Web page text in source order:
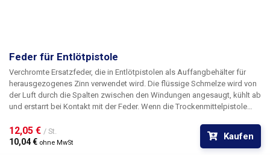
Feder für Entlötpistole
Verchromte Ersatzfeder, die in Entlötpistolen als Auffangbehälter für
herausgezogenes Zinn verwendet wird. Die flüssige Schmelze wird von
der Luft durch die Spalten zwischen den Windungen angesaugt, kühlt ab
und erstarrt bei Kontakt mit der Feder. Wenn die Trockenmittelpistole
eingeschlossene Zinn löst sich von selbst.
12,05 € / St.
10,04 € ohne MwSt
Kaufen